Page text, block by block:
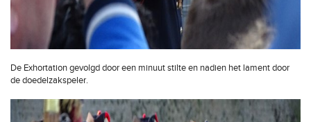
De Exhortation gevolgd door een minuut stilte en nadien het lament door
de doedelzakspeler.